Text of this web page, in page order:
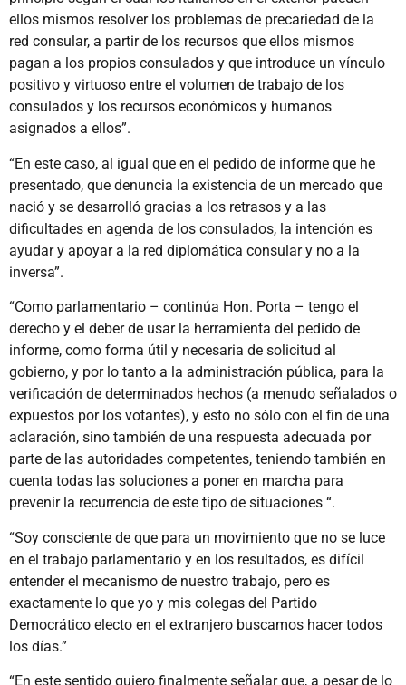
ellos mismos resolver los problemas de precariedad de la
red consular, a partir de los recursos que ellos mismos
pagan a los propios consulados y que introduce un vínculo
positivo y virtuoso entre el volumen de trabajo de los
consulados y los recursos económicos y humanos
asignados a ellos”.
“En este caso, al igual que en el pedido de informe que he
presentado, que denuncia la existencia de un mercado que
nació y se desarrolló gracias a los retrasos y a las
dificultades en agenda de los consulados, la intención es
ayudar y apoyar a la red diplomática consular y no a la
inversa”.
“Como parlamentario – continúa Hon. Porta – tengo el
derecho y el deber de usar la herramienta del pedido de
informe, como forma útil y necesaria de solicitud al
gobierno, y por lo tanto a la administración pública, para la
verificación de determinados hechos (a menudo señalados o
expuestos por los votantes), y esto no sólo con el fin de una
aclaración, sino también de una respuesta adecuada por
parte de las autoridades competentes, teniendo también en
cuenta todas las soluciones a poner en marcha para
prevenir la recurrencia de este tipo de situaciones “.
“Soy consciente de que para un movimiento que no se luce
en el trabajo parlamentario y en los resultados, es difícil
entender el mecanismo de nuestro trabajo, pero es
exactamente lo que yo y mis colegas del Partido
Democrático electo en el extranjero buscamos hacer todos
los días.”
“En este sentido quiero finalmente señalar que, a pesar de lo